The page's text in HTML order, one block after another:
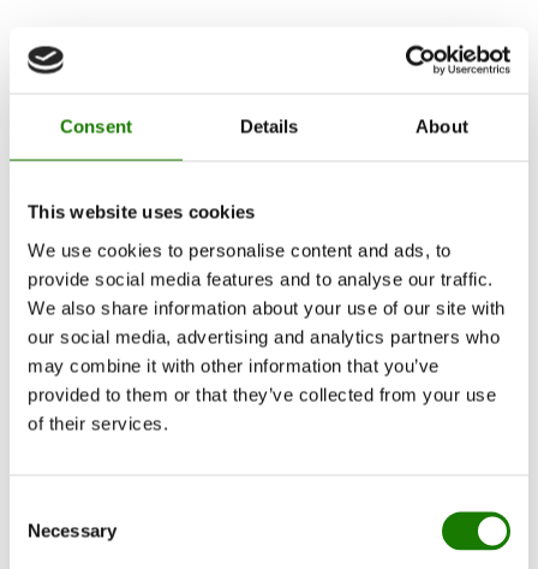
Consent Details About
This website uses cookies
We use cookies to personalise content and ads, to
provide social media features and to analyse our traffic.
We also share information about your use of our site with
our social media, advertising and analytics partners who
may combine it with other information that you’ve
provided to them or that they’ve collected from your use
of their services.
Selection
Necessary
Brændeovne
Gaspejse
Indbyggede gaspejse
Fritstående gaspejse
Tilbehør til gaspejse
Biopejse
Tilbehør
RAIS 3D
Dokumentation og guides
Råd og vejledning